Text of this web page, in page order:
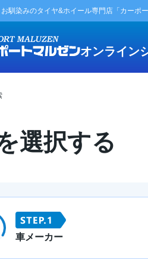
馴染みのタイヤ&ホイール専門店「カーポー
オンライン
選択する
車メーカー